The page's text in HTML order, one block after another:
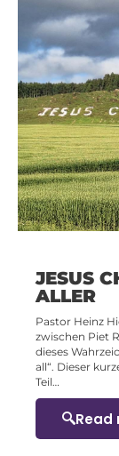
JESUS
ALLER
Pastor Heinz
zwischen Piet
dieses
all“. Dieser
Teil…
Read